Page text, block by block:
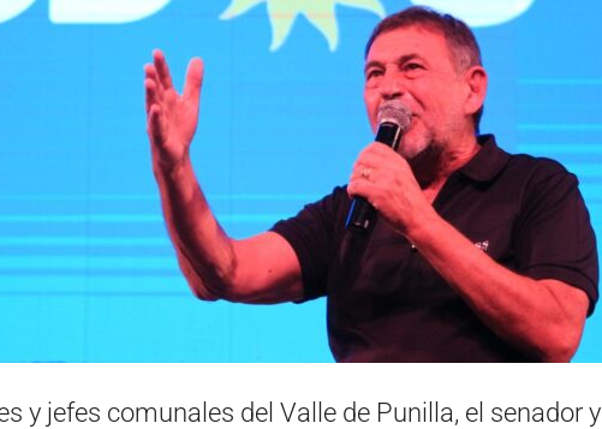
y jefes comunales del Valle de Punilla, el senador y